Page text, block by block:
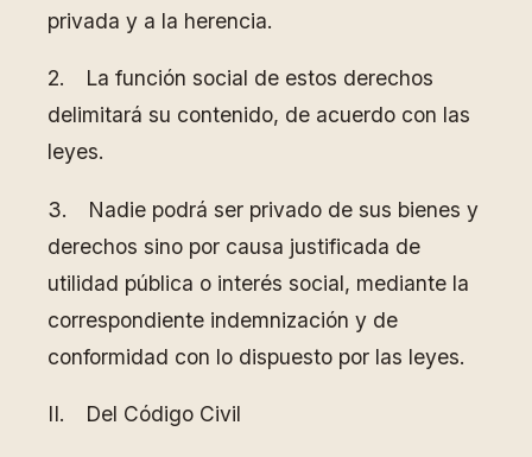
privada y a la herencia.
2. La función social de estos derechos
delimitará su contenido, de acuerdo con las
leyes.
3. Nadie podrá ser privado de sus bienes y
derechos sino por causa justificada de
utilidad pública o interés social, mediante la
correspondiente indemnización y de
conformidad con lo dispuesto por las leyes.
II. Del Código Civil